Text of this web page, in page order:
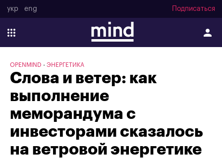
укр eng Подписаться
OPENMIND ЭНЕРГЕТИКА
Слова и ветер: как
выполнение
меморандума с
инвесторами сказалось
на ветровой энергетике